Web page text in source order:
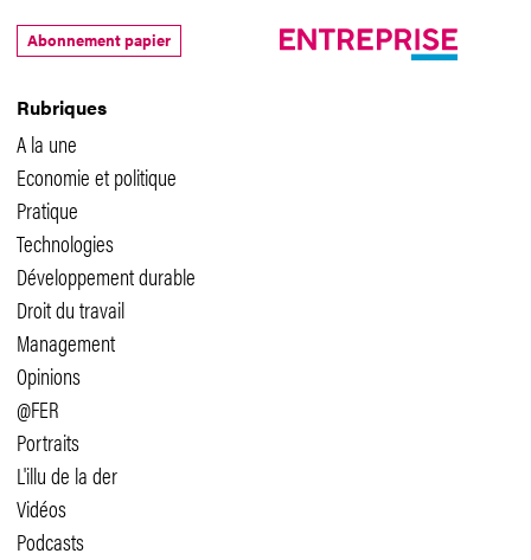
Rubriques
A la une
Economie et politique
Pratique
Technologies
Développement durable
Droit du travail
Management
Opinions
@FER
Portraits
L'illu de la der
Vidéos
Podcasts
Abonnement papier